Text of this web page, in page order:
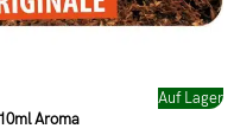
Auf Lager
Aroma